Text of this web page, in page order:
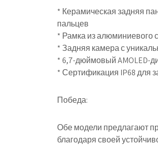
* Керамическая задняя
пальцев
* Рамка из алюминиевого
* Задняя камера с
* 6,7-дюймовый AMOLED-
* Сертификация IP68 для
Победа:
Обе модели предлагают
благодаря своей